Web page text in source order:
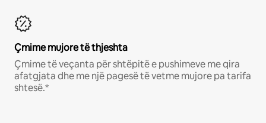
Çmime mujore të thjeshta
Çmime të veçanta për shtëpitë e pushimeve me qira
afatgjata dhe me një pagesë të vetme mujore pa tarifa
shtesë.*